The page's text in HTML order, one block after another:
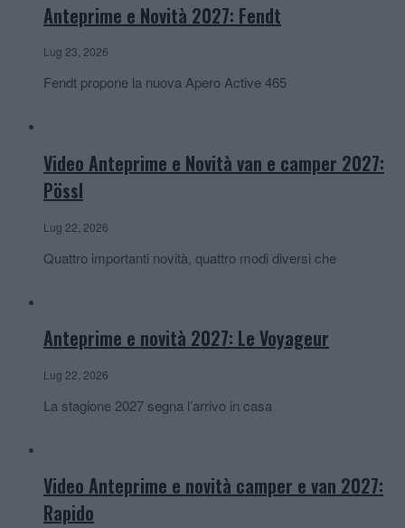
Anteprime e Novità 2027: Fendt
Lug 23, 2026
Fendt propone la nuova Apero Active 465
Video Anteprime e Novità van e camper 2027:
Pössl
Lug 22, 2026
Quattro importanti novità, quattro modi diversi che
Anteprime e novità 2027: Le Voyageur
Lug 22, 2026
La stagione 2027 segna l’arrivo in casa
Video Anteprime e novità camper e van 2027:
Rapido